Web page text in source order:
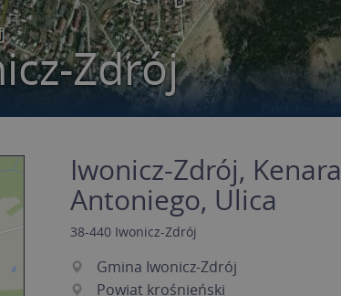
Zdrój
Iwonicz-Zdrój, Kenara
Antoniego, Ulica
38-440 Iwonicz-Zdrój
Gmina Iwonicz-Zdrój
Powiat krośnieński